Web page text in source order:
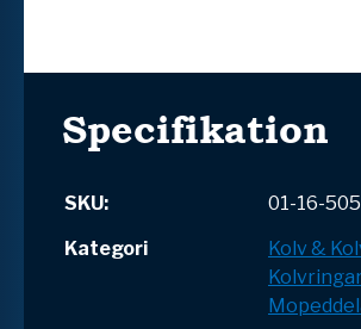
Specifikation
SKU:
01-16-505
Kategori
Kolv &